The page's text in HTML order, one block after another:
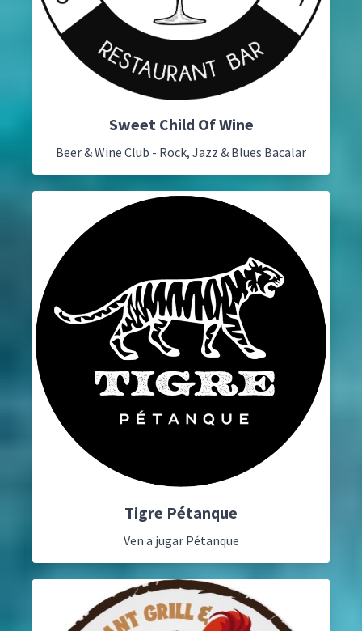
Sweet Child Of Wine
Beer & Wine Club - Rock, Jazz & Blues Bacalar
Tigre Pétanque
Ven a jugar Pétanque